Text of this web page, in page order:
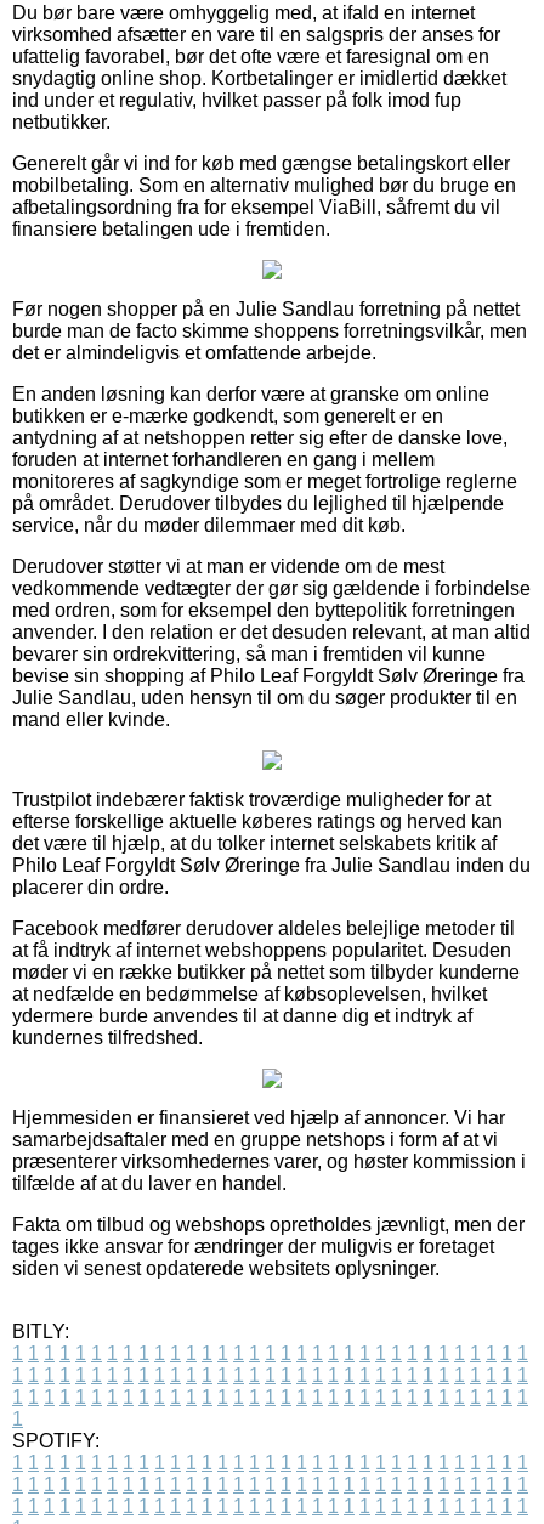
Du bør bare være omhyggelig med, at ifald en internet
virksomhed afsætter en vare til en salgspris der anses for
ufattelig favorabel, bør det ofte være et faresignal om en
snydagtig online shop. Kortbetalinger er imidlertid dækket
ind under et regulativ, hvilket passer på folk imod fup
netbutikker.
Generelt går vi ind for køb med gængse betalingskort eller
mobilbetaling. Som en alternativ mulighed bør du bruge en
afbetalingsordning fra for eksempel ViaBill, såfremt du vil
finansiere betalingen ude i fremtiden.
Før nogen shopper på en Julie Sandlau forretning på nettet
burde man de facto skimme shoppens forretningsvilkår, men
det er almindeligvis et omfattende arbejde.
En anden løsning kan derfor være at granske om online
butikken er e-mærke godkendt, som generelt er en
antydning af at netshoppen retter sig efter de danske love,
foruden at internet forhandleren en gang i mellem
monitoreres af sagkyndige som er meget fortrolige reglerne
på området. Derudover tilbydes du lejlighed til hjælpende
service, når du møder dilemmaer med dit køb.
Derudover støtter vi at man er vidende om de mest
vedkommende vedtægter der gør sig gældende i forbindelse
med ordren, som for eksempel den byttepolitik forretningen
anvender. I den relation er det desuden relevant, at man altid
bevarer sin ordrekvittering, så man i fremtiden vil kunne
bevise sin shopping af Philo Leaf Forgyldt Sølv Øreringe fra
Julie Sandlau, uden hensyn til om du søger produkter til en
mand eller kvinde.
Trustpilot indebærer faktisk troværdige muligheder for at
efterse forskellige aktuelle køberes ratings og herved kan
det være til hjælp, at du tolker internet selskabets kritik af
Philo Leaf Forgyldt Sølv Øreringe fra Julie Sandlau inden du
placerer din ordre.
Facebook medfører derudover aldeles belejlige metoder til
at få indtryk af internet webshoppens popularitet. Desuden
møder vi en række butikker på nettet som tilbyder kunderne
at nedfælde en bedømmelse af købsoplevelsen, hvilket
ydermere burde anvendes til at danne dig et indtryk af
kundernes tilfredshed.
Hjemmesiden er finansieret ved hjælp af annoncer. Vi har
samarbejdsaftaler med en gruppe netshops i form af at vi
præsenterer virksomhedernes varer, og høster kommission i
tilfælde af at du laver en handel.
Fakta om tilbud og webshops opretholdes jævnligt, men der
tages ikke ansvar for ændringer der muligvis er foretaget
siden vi senest opdaterede websitets oplysninger.
BITLY:
1 1 1 1 1 1 1 1 1 1 1 1 1 1 1 1 1 1 1 1 1 1 1 1 1 1 1 1 1 1 1 1 1
1 1 1 1 1 1 1 1 1 1 1 1 1 1 1 1 1 1 1 1 1 1 1 1 1 1 1 1 1 1 1 1 1
1 1 1 1 1 1 1 1 1 1 1 1 1 1 1 1 1 1 1 1 1 1 1 1 1 1 1 1 1 1 1 1 1
1
SPOTIFY:
1 1 1 1 1 1 1 1 1 1 1 1 1 1 1 1 1 1 1 1 1 1 1 1 1 1 1 1 1 1 1 1 1
1 1 1 1 1 1 1 1 1 1 1 1 1 1 1 1 1 1 1 1 1 1 1 1 1 1 1 1 1 1 1 1 1
1 1 1 1 1 1 1 1 1 1 1 1 1 1 1 1 1 1 1 1 1 1 1 1 1 1 1 1 1 1 1 1 1